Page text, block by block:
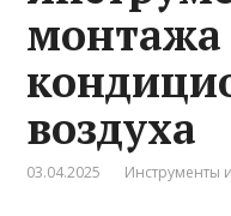
монтажа
воздуха
03.04.2025 Инструменты